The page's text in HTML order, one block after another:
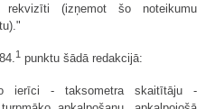
rekvizīti (izņemot šo noteikumu
1 punktu šādā redakcijā:
ierīci - taksometra skaitītāju -